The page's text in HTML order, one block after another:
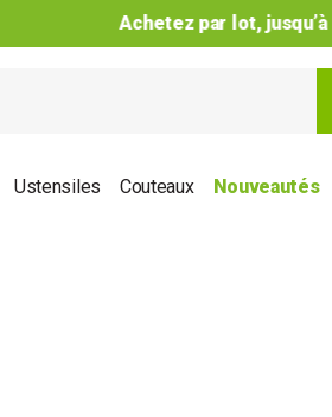
Ustensiles Couteaux Nouveautés